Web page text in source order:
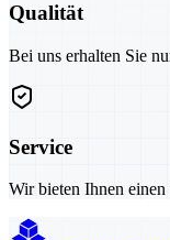
Qualität
Bei uns erhalten Sie
Service
Wir bieten Ihnen